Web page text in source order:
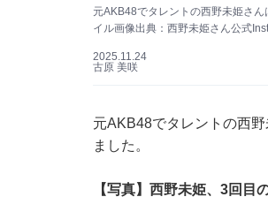
元AKB48でタレントの西野未姫さ
イル画像出典：西野未姫さん公式
2025.11.24
古原 美咲
元AKB48でタレントの西
ました。
【写真】西野未姫、3回目